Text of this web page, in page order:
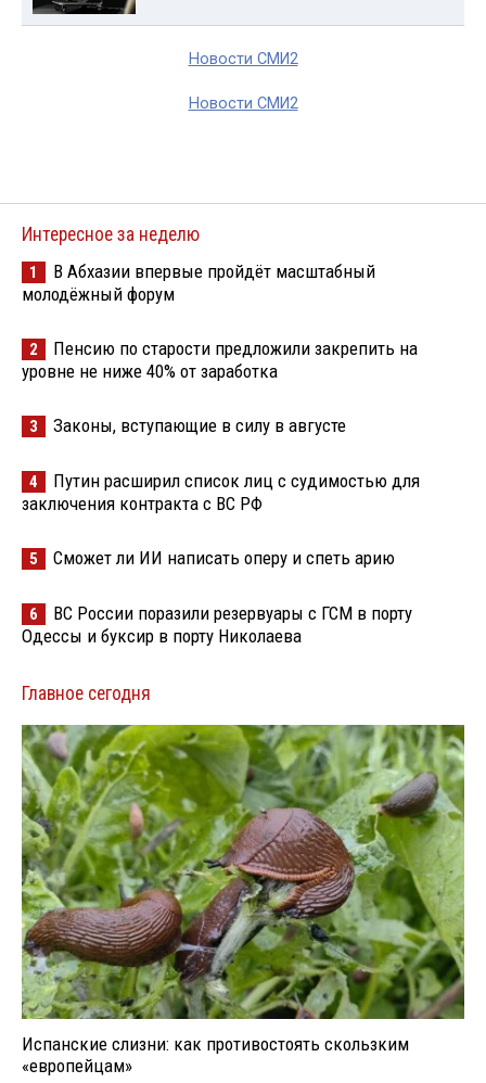
Новости СМИ2
Новости СМИ2
Интересное за неделю
1
В Абхазии впервые пройдёт масштабный
молодёжный форум
2
Пенсию по старости предложили закрепить на
уровне не ниже 40% от заработка
3 Законы, вступающие в силу в августе
4
Путин расширил список лиц с судимостью для
заключения контракта с ВС РФ
5 Сможет ли ИИ написать оперу и спеть арию
6
ВС России поразили резервуары с ГСМ в порту
Одессы и буксир в порту Николаева
Главное сегодня
Испанские слизни: как противостоять скользким
«европейцам»